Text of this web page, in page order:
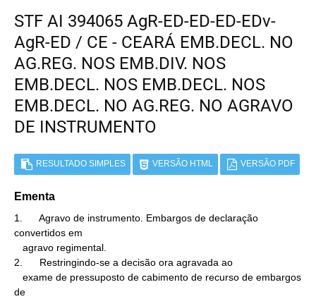
STF AI 394065 AgR-ED-ED-ED-EDv-
AgR-ED / CE - CEARÁ EMB.DECL. NO
AG.REG. NOS EMB.DIV. NOS
EMB.DECL. NOS EMB.DECL. NOS
EMB.DECL. NO AG.REG. NO AGRAVO
DE INSTRUMENTO
RESULTADO SIMPLES VERSÃO HTML VERSÃO PDF
Ementa
1.      Agravo de instrumento. Embargos de declaração
convertidos em
2.      Restringindo-se a decisão ora agravada ao
de